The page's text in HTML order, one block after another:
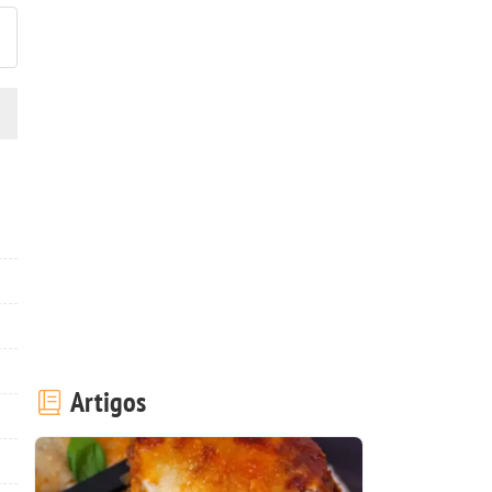
Artigos